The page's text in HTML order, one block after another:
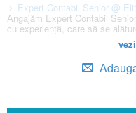
Expert Contabil Senior @
Angajăm Expert Contabil
cu experiență, care să se